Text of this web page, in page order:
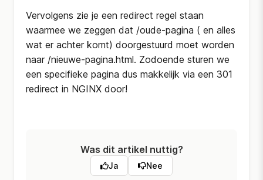
Vervolgens zie je een redirect regel staan
waarmee we zeggen dat /oude-pagina ( en alles
wat er achter komt) doorgestuurd moet worden
naar /nieuwe-pagina.html. Zodoende sturen we
een specifieke pagina dus makkelijk via een 301
redirect in NGINX door!
Was dit artikel nuttig?
Ja Nee